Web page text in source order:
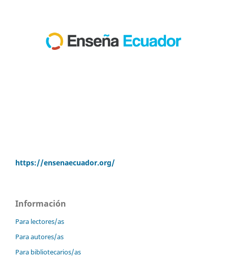
https://ensenaecuador.org/
Información
Para lectores/as
Para autores/as
Para bibliotecarios/as